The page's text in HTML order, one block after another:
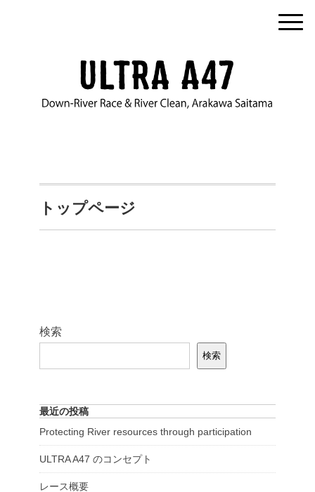
トップページ
検索
検索
最近の投稿
Protecting River resources through participation
ULTRA A47 のコンセプト
レース概要